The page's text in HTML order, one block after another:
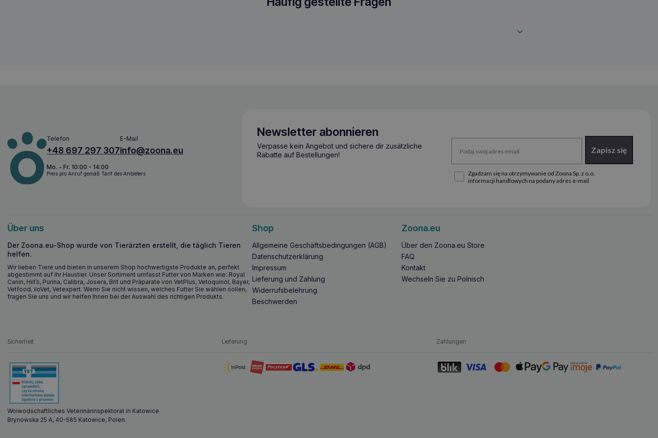
Telefon
+48 697 297 307
E-Mail
info@zoona.eu
Mo. - Fr. 10:00 - 14:00
Preis pro Anruf gemäß Tarif des Anbieters.
Newsletter abonnieren
Verpasse kein Angebot und sichere dir zusätzliche
Rabatte auf Bestellungen!
Zapisz się
Zgadzam się na otrzymywanie od Zoona Sp. z o.o.
informacji handlowych na podany adres e-mail
Über uns
Der Zoona.eu-Shop wurde von Tierärzten erstellt, die täglich Tieren
helfen.
Wir lieben Tiere und bieten in unserem Shop hochwertigste Produkte an, perfekt
abgestimmt auf Ihr Haustier. Unser Sortiment umfasst Futter von Marken wie: Royal
Canin, Hill’s, Purina, Calibra, Josera, Brit und Präparate von VetPlus, Vetoquinol, Bayer,
Vetfood, iloVet, Vetexpert. Wenn Sie nicht wissen, welches Futter Sie wählen sollen,
fragen Sie uns und wir helfen Ihnen bei der Auswahl des richtigen Produkts.
Shop
Allgemeine Geschäftsbedingungen (AGB)
Datenschutzerklärung
Impressum
Lieferung und Zahlung
Widerrufsbelehrung
Beschwerden
Zoona.eu
Über den Zoona.eu Store
FAQ
Kontakt
Wechseln Sie zu Polnisch
Sicherheit
Woiwodschaftliches Veterinärinspektorat in Katowice
Brynowska 25 A, 40-585 Katowice, Polen.
Lieferung Zahlungen